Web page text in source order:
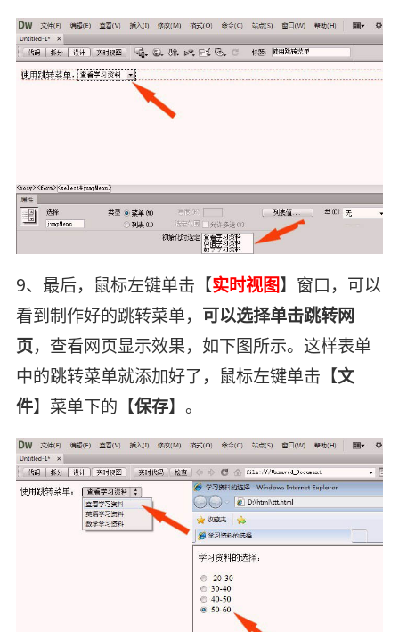
9、最后，鼠标左键单击【实时视图】窗口，可以
看到制作好的跳转菜单， 可以选择单击跳转网
页，查看网页显示效果，如下图所示。这样表单
中的跳转菜单就添加好了，鼠标左键单击【文
件】菜单下的【保存】。